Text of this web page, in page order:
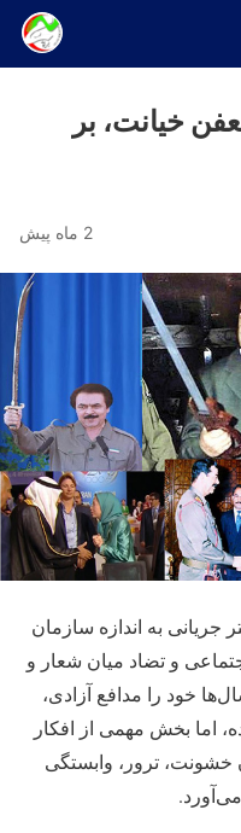
خیانت، بر
2 ماه پیش
به اندازه سازمان
و تضاد میان شعار و
خود را مدافع آزادی،
اما بخش مهمی از افکار
خشونت، ترور، وابستگی